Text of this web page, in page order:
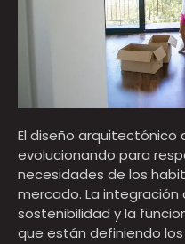
El diseño arquitectónico
evolucionando para
necesidades de los
mercado. La
sostenibilidad y la
que están definiendo